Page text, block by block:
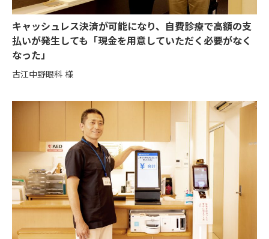
キャッシュレス決済が可能になり、自費診療で高額の支
払いが発生しても「現金を用意していただく必要がなく
なった」
古江中野眼科 様